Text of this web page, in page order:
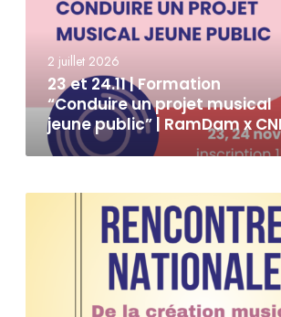
2 juillet 2026
23 et 24.11 | Formation
“Conduire un projet musical
jeune public” | RamDam x